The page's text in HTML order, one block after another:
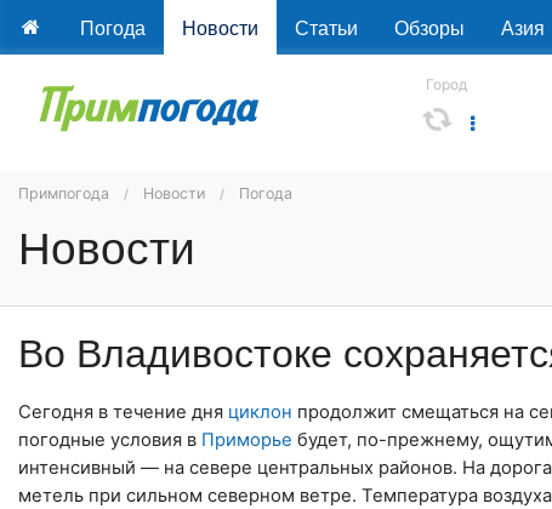
Погода Новости Статьи Обзоры Азия
Город
Примпогода Новости Погода
Новости
Во Владивостоке
Сегодня в течение дня циклон продолжит смещаться на
погодные условия в Приморье будет, по-прежнему,
интенсивный — на севере центральных районов. На
метель при сильном северном ветре. Температура